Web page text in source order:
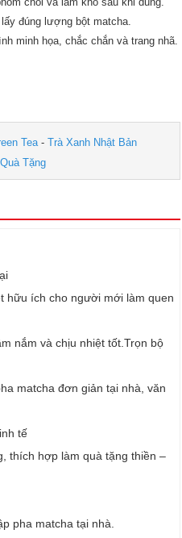
đúng lượng bột matcha.
minh họa, chắc chắn và trang nhã.
Tea -Trà Xanh Nhật Bản
Tặng
hữu ích cho người mới làm quen
nắm và chịu nhiệt tốt.Trọn bộ
matcha đơn giản tại nhà, văn
tế
thích hợp làm quà tặng thiền –
pha matcha tại nhà.